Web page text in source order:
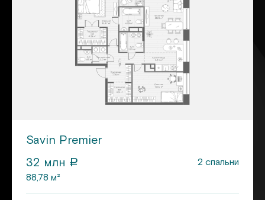
Savin Premier
32 млн a 2 спальни
88,78 м²